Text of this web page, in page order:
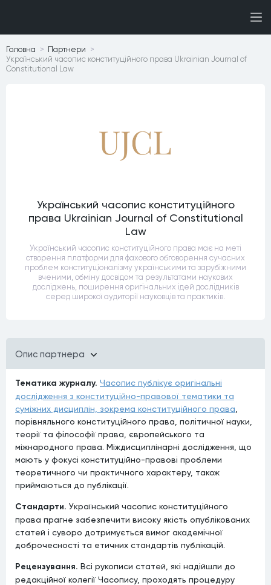
Головна
Партнери
Український часопис конституційного права Ukrainian Journal of
Constitutional Law
Український часопис конституційного
права Ukrainian Journal of Constitutional
Law
Український часопис конституційного права має на меті
створення платформи для фахового обговорення сучасних
проблем конституціоналізму українськими та зарубіжними
вченими, обміну досвідом та результатами наукових
досліджень, поширення оригінальних ідей дослідників
серед широкої аудиторії науковців та практиків.
Опис партнера
Тематика журналу. Часопис публікує оригінальні
дослідження з конституційно-правової тематики та
суміжних дисциплін, зокрема конституційного права
порівняльного конституційного права, політичної науки,
теорії та філософії права, європейського та
міжнародного права. Міждисциплінарні дослідження, що
мають у фокусі конституційно-правові проблеми
теоретичного чи практичного характеру, також
приймаються до публікації.
Стандарти. Український часопис конституційного
права прагне забезпечити високу якість опублікованих
статей і суворо дотримується вимог академічної
доброчесності та етичних стандартів публікацій.
Рецензування. Всі рукописи статей, які надійшли до
редакційної колегії Часопису, проходять процедуру